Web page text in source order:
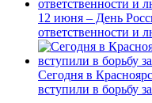
12 июня – День
ответственности и
Сегодня в
вступили в борьбу